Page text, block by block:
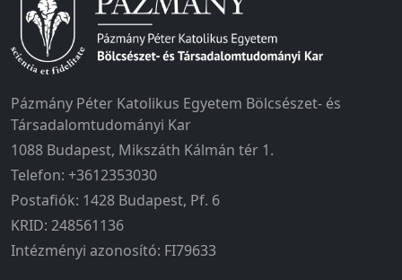
Pázmány Péter Katolikus Egyetem Bölcsészet- és
Társadalomtudományi Kar
1088 Budapest, Mikszáth Kálmán tér 1.
Telefon: +3612353030
Postafiók: 1428 Budapest, Pf. 6
KRID: 248561136
Intézményi azonosító: FI79633